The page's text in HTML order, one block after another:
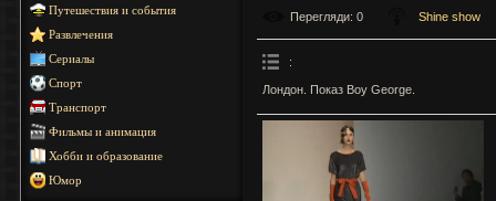
Путешествия и события
Развлечения
Сериалы
Спорт
Транспорт
Фильмы и анимация
Хобби и образование
Юмор
Перегляди: 0 Shine show
:
Лондон. Показ Boy George.